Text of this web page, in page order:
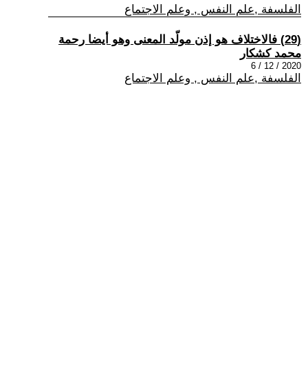
الفلسفة ,علم النفس , وعلم الاجتماع
(29) فالاختلاف هو إذن مولّد المعنى وهو أيضا رحمة
محمد كشكار
2020 / 12 / 6
الفلسفة ,علم النفس , وعلم الاجتماع